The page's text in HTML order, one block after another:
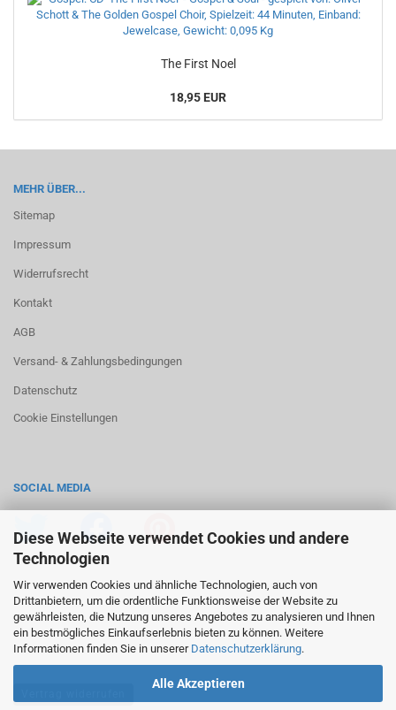
Diese Webseite verwendet Cookies und andere
Technologien
Wir verwenden Cookies und ähnliche Technologien, auch von
Drittanbietern, um die ordentliche Funktionsweise der Website zu
gewährleisten, die Nutzung unseres Angebotes zu analysieren und Ihnen
ein bestmögliches Einkaufserlebnis bieten zu können. Weitere
Informationen finden Sie in unserer Datenschutzerklärung.
Alle Akzeptieren
The First Noel
18,95 EUR
MEHR ÜBER...
Sitemap
Impressum
Widerrufsrecht
Kontakt
AGB
Versand- & Zahlungsbedingungen
Datenschutz
Cookie Einstellungen
SOCIAL MEDIA